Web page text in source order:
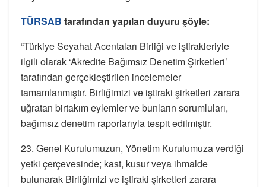
TÜRSAB tarafından yapılan duyuru şöyle:
“Türkiye Seyahat Acentaları Birliği ve iştirakleriyle
ilgili olarak ‘Akredite Bağımsız Denetim Şirketleri’
tarafından gerçekleştirilen incelemeler
tamamlanmıştır. Birliğimizi ve iştiraki şirketleri zarara
uğratan birtakım eylemler ve bunların sorumluları,
bağımsız denetim raporlarıyla tespit edilmiştir. ​
23. Genel Kurulumuzun, Yönetim Kurulumuza verdiği
yetki çerçevesinde; kast, kusur veya ihmalde
bulunarak Birliğimizi ve iştiraki şirketleri zarara